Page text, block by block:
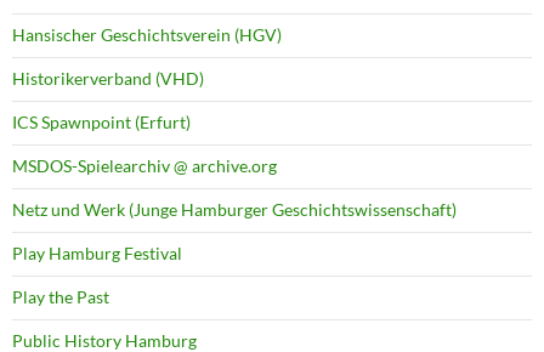
Hansischer Geschichtsverein (HGV)
Historikerverband (VHD)
ICS Spawnpoint (Erfurt)
MSDOS-Spielearchiv @ archive.org
Netz und Werk (Junge Hamburger Geschichtswissenschaft)
Play Hamburg Festival
Play the Past
Public History Hamburg